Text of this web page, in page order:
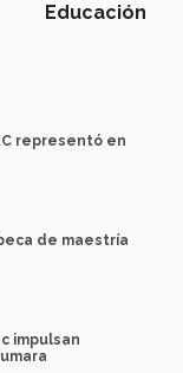
Educación
representó en
de maestría
impulsan